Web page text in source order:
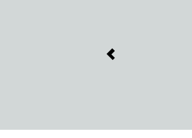
Previous